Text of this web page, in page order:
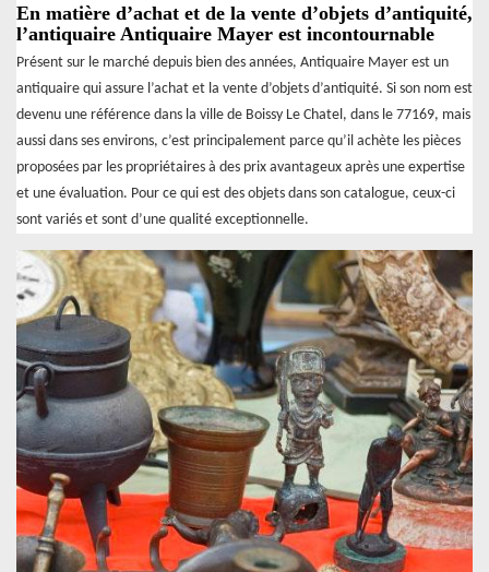
En matière d’achat et de la vente d’objets d’antiquité,
l’antiquaire Antiquaire Mayer est incontournable
Présent sur le marché depuis bien des années, Antiquaire Mayer est un
antiquaire qui assure l’achat et la vente d’objets d’antiquité. Si son nom est
devenu une référence dans la ville de Boissy Le Chatel, dans le 77169, mais
aussi dans ses environs, c’est principalement parce qu’il achète les pièces
proposées par les propriétaires à des prix avantageux après une expertise
et une évaluation. Pour ce qui est des objets dans son catalogue, ceux-ci
sont variés et sont d’une qualité exceptionnelle.